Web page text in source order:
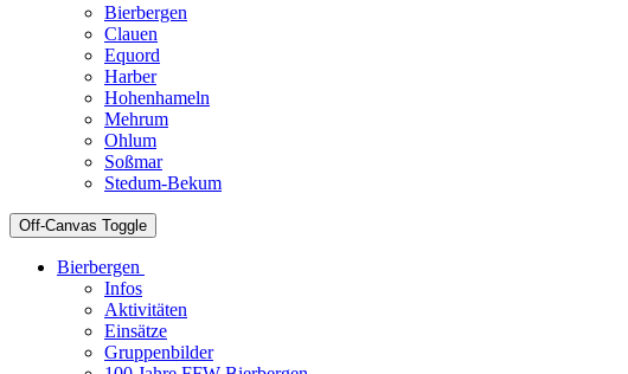
Bierbergen
Clauen
Equord
Harber
Hohenhameln
Mehrum
Ohlum
Soßmar
Stedum-Bekum
Off-Canvas Toggle
Bierbergen
Infos
Aktivitäten
Einsätze
Gruppenbilder